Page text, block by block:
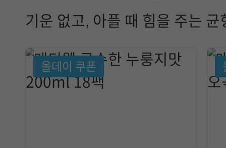
기운 없고, 아플 때 힘을 주는 균
올데이 쿠폰